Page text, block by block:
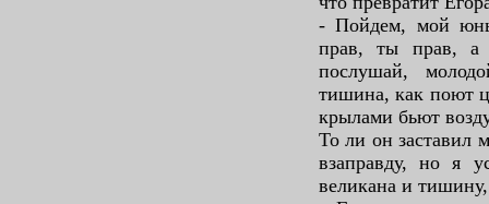
- Пойдем, мой
прав, ты прав,
послушай,
тишина, как поют
крылами бьют
То ли он заставил
взаправду, но я
великана и